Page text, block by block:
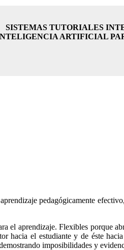
SISTEMAS TUTORIALES
ARTIFICIAL
pedagógicamente
el aprendizaje. Flexibles porque
hacia el estudiante y de éste
imposibilidades y